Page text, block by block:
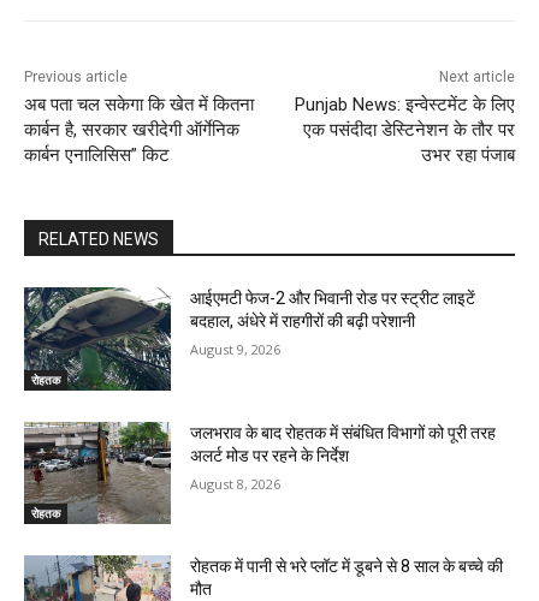
Previous article
अब पता चल सकेगा कि खेत में कितना
कार्बन है, सरकार खरीदेगी ऑर्गेनिक
कार्बन एनालिसिस” किट
Next article
Punjab News: इन्वेस्टमेंट के लिए
एक पसंदीदा डेस्टिनेशन के तौर पर
उभर रहा पंजाब
RELATED NEWS
रोहतक
आईएमटी फेज-2 और भिवानी रोड पर स्ट्रीट लाइटें
बदहाल, अंधेरे में राहगीरों की बढ़ी परेशानी
August 9, 2026
रोहतक
जलभराव के बाद रोहतक में संबंधित विभागों को पूरी तरह
अलर्ट मोड पर रहने के निर्देश
August 8, 2026
रोहतक में पानी से भरे प्लॉट में डूबने से 8 साल के बच्चे की
मौत